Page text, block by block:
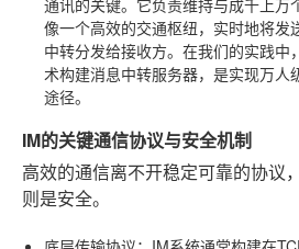
像一个高效的交通枢纽，实时地将发
中转分发给接收方。在我们的实践中
术构建消息中转服务器，是实现万人
途径。
IM的关键通信协议与安全机制
高效的通信离不开稳定可靠的协议
则是安全。